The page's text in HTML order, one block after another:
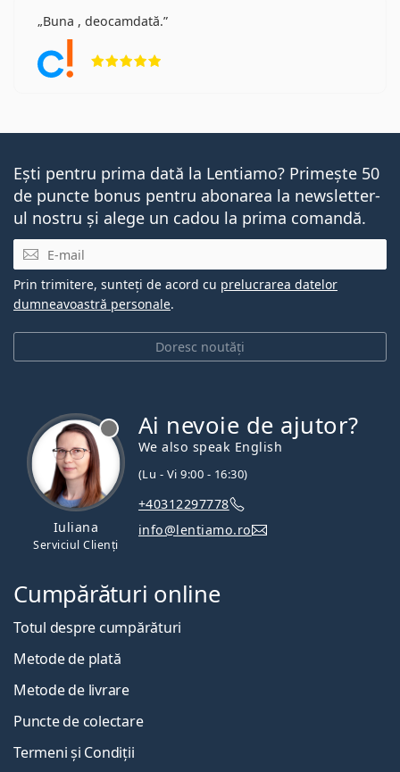
Cum să interpretați prescripția pentru lentilele de
contact - Parametri importanți!
Se poate face duș cu lentile de contact?
Cele mai bine vândute cu picături oftalmiceMax
OptiFresh 10 ml.
Acesta este un dispozitiv medical. Citiți instrucțiunile
înainte de utilizare.
Buna , deocamdată.
Ești pentru prima dată la Lentiamo? Primește 50
de puncte bonus pentru abonarea la newsletter-
ul nostru și alege un cadou la prima comandă.
E-mail
Doresc noutăți
Prin trimitere, sunteți de acord cu prelucrarea datelor
dumneavoastră personale.
Iuliana
Serviciul Clienți
Ai nevoie de ajutor?
We also speak English
(Lu - Vi 9:00 - 16:30)
+40312297778
info@lentiamo.ro
Cumpărături online
Totul despre cumpărături
Metode de plată
Metode de livrare
Puncte de colectare
Termeni și Condiții